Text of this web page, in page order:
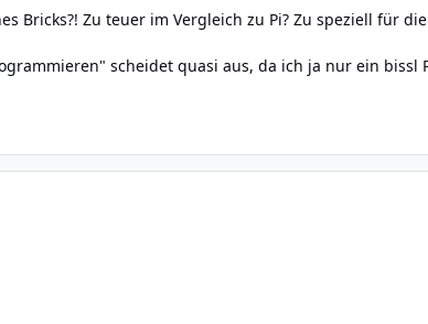
Bricks?! Zu teuer im Vergleich zu Pi? Zu speziell für
scheidet quasi aus, da ich ja nur ein bissl